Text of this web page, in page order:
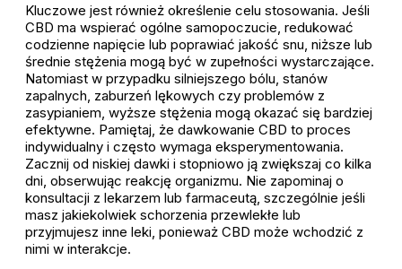
Kluczowe jest również określenie celu stosowania. Jeśli
CBD ma wspierać ogólne samopoczucie, redukować
codzienne napięcie lub poprawiać jakość snu, niższe lub
średnie stężenia mogą być w zupełności wystarczające.
Natomiast w przypadku silniejszego bólu, stanów
zapalnych, zaburzeń lękowych czy problemów z
zasypianiem, wyższe stężenia mogą okazać się bardziej
efektywne. Pamiętaj, że dawkowanie CBD to proces
indywidualny i często wymaga eksperymentowania.
Zacznij od niskiej dawki i stopniowo ją zwiększaj co kilka
dni, obserwując reakcję organizmu. Nie zapominaj o
konsultacji z lekarzem lub farmaceutą, szczególnie jeśli
masz jakiekolwiek schorzenia przewlekłe lub
przyjmujesz inne leki, ponieważ CBD może wchodzić z
nimi w interakcje.